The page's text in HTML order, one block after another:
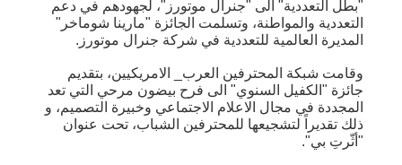
"بطل التعددية" الى "جنرال موتورز"، لجهودهم في دعم
التعددية والمواطنة، وتسلمت الجائزة "مارينا شوماخر"
المديرة العالمية للتعددية في شركة جنرال موتورز.
وقامت شبكة المحترفين العرب_ الامريكيين، بتقديم
جائزة "الكفيل السنوي" الى فرح بيضون مرحي التي تعد
المجددة في مجال الاعلام الاجتماعي وخبيرة التصميم، و
ذلك تقديراً لتشجيعها للمحترفين الشباب، تحت عنوان
"أثّرتِ بي".